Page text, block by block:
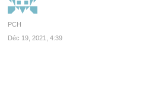
PCH
Déc 19, 2021, 4:39